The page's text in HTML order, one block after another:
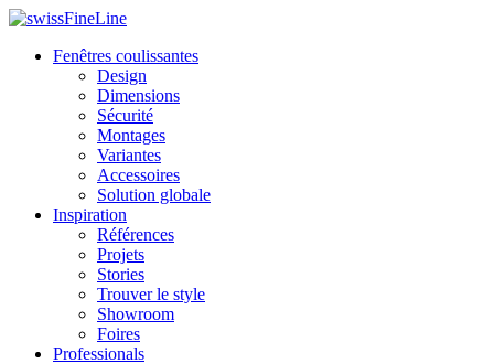
Fenêtres coulissantes
Design
Dimensions
Sécurité
Montages
Variantes
Accessoires
Solution globale
Inspiration
Références
Projets
Stories
Trouver le style
Showroom
Foires
Professionals